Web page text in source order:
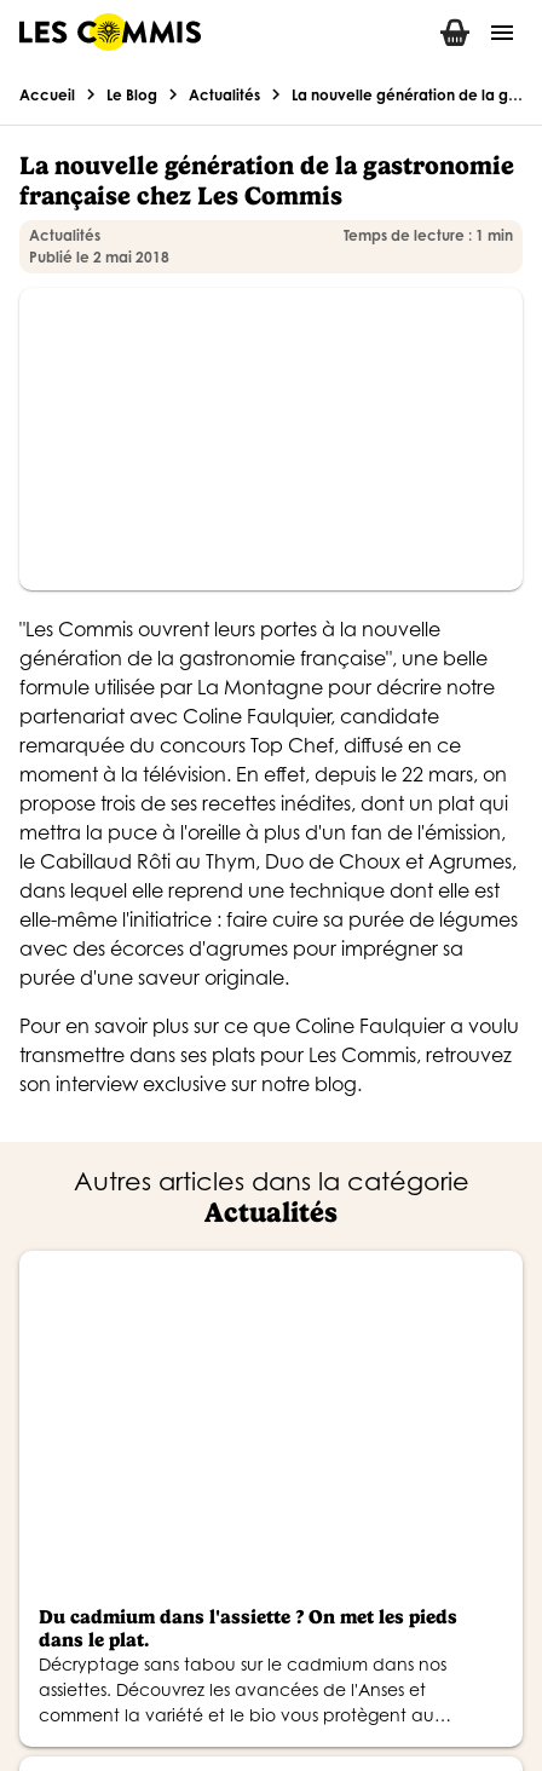
menu
Accueil chevron_right Le Blog chevron_right Actualités chevron_right La nouvelle génération de la gastronomie française chez Les Commis
La nouvelle génération de la gastronomie
française chez Les Commis
Actualités
Publié le 2 mai 2018
Temps de lecture : 1 min
"Les Commis ouvrent leurs portes à la nouvelle
génération de la gastronomie française", une belle
formule utilisée par La Montagne pour décrire notre
partenariat avec Coline Faulquier, candidate
remarquée du concours Top Chef, diffusé en ce
moment à la télévision. En effet, depuis le 22 mars, on
propose trois de ses recettes inédites, dont un plat qui
mettra la puce à l'oreille à plus d'un fan de l'émission,
le Cabillaud Rôti au Thym, Duo de Choux et Agrumes,
dans lequel elle reprend une technique dont elle est
elle-même l'initiatrice : faire cuire sa purée de légumes
avec des écorces d'agrumes pour imprégner sa
purée d'une saveur originale.
Pour en savoir plus sur ce que Coline Faulquier a voulu
transmettre dans ses plats pour Les Commis, retrouvez
son interview exclusive sur notre blog.
Autres articles dans la catégorie
Actualités
Du cadmium dans l'assiette ? On met les pieds
dans le plat.
Décryptage sans tabou sur le cadmium dans nos
assiettes. Découvrez les avancées de l'Anses et
comment la variété et le bio vous protègent au